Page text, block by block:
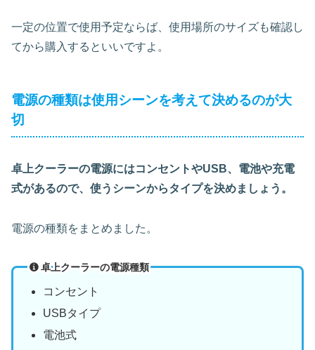
一定の位置で使用予定ならば、使用場所のサイズも確認し
てから購入するといいですよ。
電源の種類は使用シーンを考えて決めるのが大
切
卓上クーラーの電源にはコンセントやUSB、電池や充電
式があるので、使うシーンからタイプを決めましょう。
電源の種類をまとめました。
卓上クーラーの電源種類
コンセント
USBタイプ
電池式